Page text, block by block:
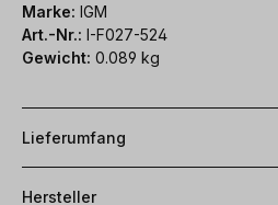
Marke: IGM
Art.-Nr.: I-F027-524
Gewicht: 0.089 kg
Lieferumfang
Hersteller